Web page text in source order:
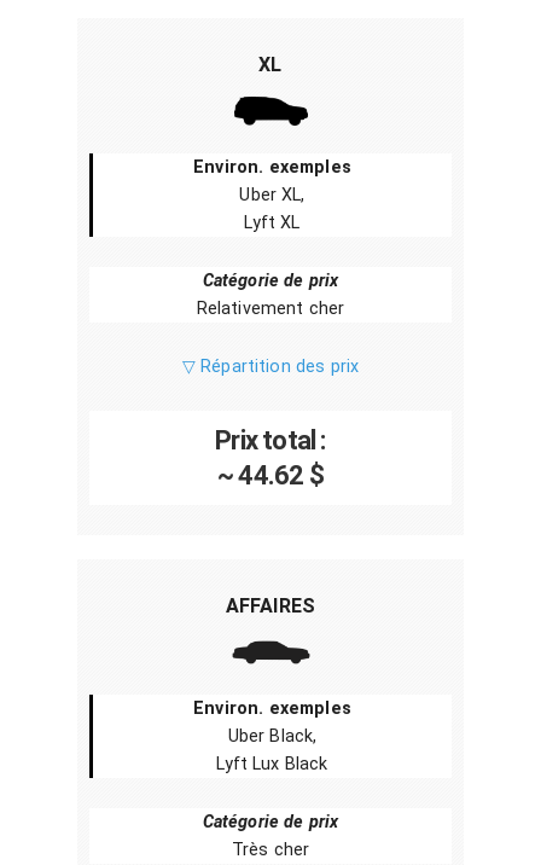
XL
Environ. exemples
Uber XL,
Lyft XL
Catégorie de prix
Relativement cher
▽ Répartition des prix
Prix total :
~ 44.62 $
AFFAIRES
Environ. exemples
Uber Black,
Lyft Lux Black
Catégorie de prix
Très cher